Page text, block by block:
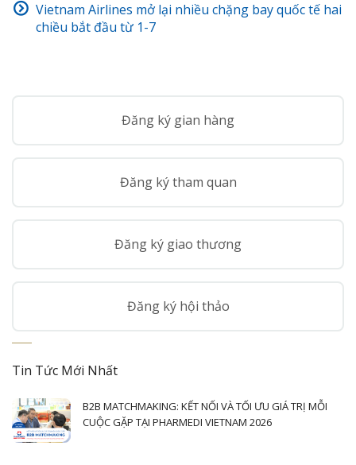
Vietnam Airlines mở lại nhiều chặng bay quốc tế hai
chiều bắt đầu từ 1-7
Đăng ký gian hàng
Đăng ký tham quan
Đăng ký giao thương
Đăng ký hội thảo
Tin Tức Mới Nhất
B2B MATCHMAKING: KẾT NỐI VÀ TỐI ƯU GIÁ TRỊ MỖI
CUỘC GẶP TẠI PHARMEDI VIETNAM 2026